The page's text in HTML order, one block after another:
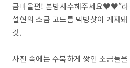
금마을편! 본방사수해주세요♥♥”라
설현의 소금 고드름 먹방샷이 게재
것.
사진 속에는 수북하게 쌓인 소금들